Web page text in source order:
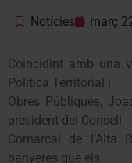
Notícies març
Coincidint amb una
Política Territorial i
Obres Públiques,
president del Consell
Comarcal de l’Alta
banyeres que els